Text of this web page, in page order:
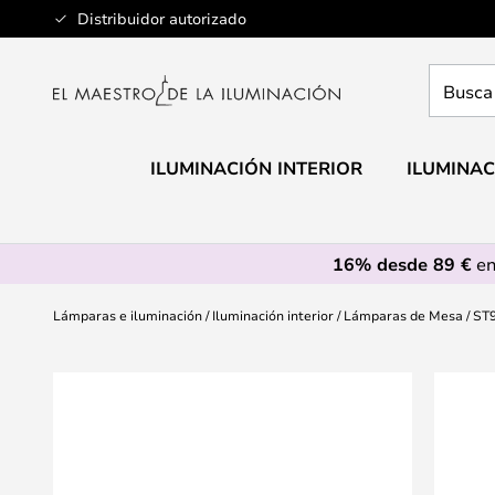
Distribuidor autorizado
Ir
al
aquí
ILUMINACIÓN INTERIOR
16% desde 89 €
Lámparas e iluminación Iluminación interior Lámparas de Mesa